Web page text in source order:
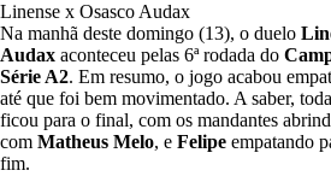
Linense x Osasco Audax
Na manhã deste domingo (13), o duelo
Audax aconteceu pelas 6ª rodada do
Série A2. Em resumo, o jogo acabou
até que foi bem movimentado. A saber,
ficou para o final, com os mandantes
com Matheus Melo, e Felipe empatando
fim.